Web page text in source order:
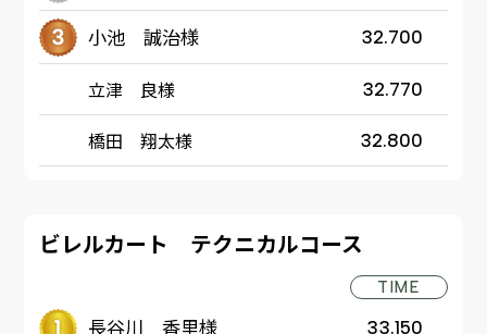
小池 誠治様 32.700
立津 良様 32.770
橋田 翔太様 32.800
ビレルカート テクニカルコース
TIME
長谷川 香里様 33.150